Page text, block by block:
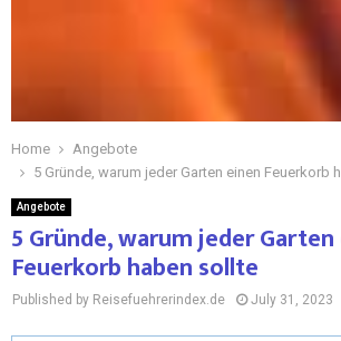
Home
Angebote
5 Gründe, warum jeder Garten einen Feuerkorb
Angebote
5 Gründe, warum jeder
Feuerkorb haben sollte
Published by Reisefuehrerindex.de July 31, 2023